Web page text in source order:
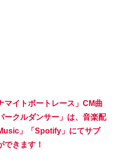
マイトボートレース」CM曲
ークルダンサー」は、音楽配
」「Spotify」にてサブ
できます！